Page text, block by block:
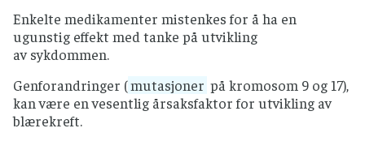
Enkelte medikamenter mistenkes for å ha en
ugunstig effekt med tanke på utvikling
av sykdommen.
Genforandringer (mutasjoner på kromosom 9 og 17),
kan være en vesentlig årsaksfaktor for utvikling av
blærekreft.